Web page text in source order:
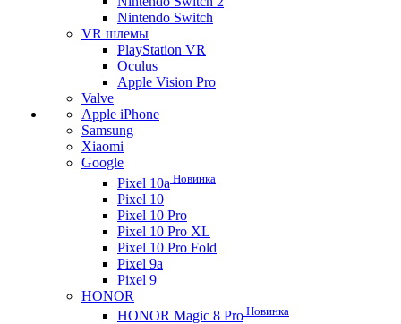
Nintendo Switch
VR шлемы
PlayStation VR
Oculus
Apple Vision Pro
Valve
Apple iPhone
Samsung
Xiaomi
Google
Pixel 10a Новинка
Pixel 10
Pixel 10 Pro
Pixel 10 Pro XL
Pixel 10 Pro Fold
Pixel 9a
Pixel 9
HONOR
HONOR Magic 8 Pro Новинка